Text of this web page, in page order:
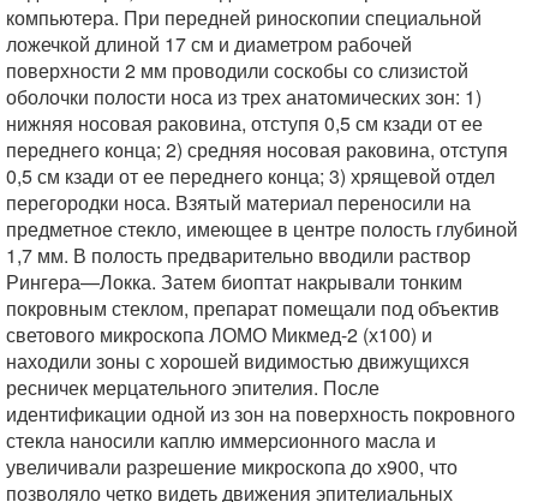
компьютера. При передней риноскопии специальной
ложечкой длиной 17 см и диаметром рабочей
поверхности 2 мм проводили соскобы со слизистой
оболочки полости носа из трех анатомических зон: 1)
нижняя носовая раковина, отступя 0,5 см кзади от ее
переднего конца; 2) средняя носовая раковина, отступя
0,5 см кзади от ее переднего конца; 3) хрящевой отдел
перегородки носа. Взятый материал переносили на
предметное стекло, имеющее в центре полость глубиной
1,7 мм. В полость предварительно вводили раствор
Рингера—Локка. Затем биоптат накрывали тонким
покровным стеклом, препарат помещали под объектив
светового микроскопа ЛОМО Микмед-2 (х100) и
находили зоны с хорошей видимостью движущихся
ресничек мерцательного эпителия. После
идентификации одной из зон на поверхность покровного
стекла наносили каплю иммерсионного масла и
увеличивали разрешение микроскопа до х900, что
позволяло четко видеть движения эпителиальных